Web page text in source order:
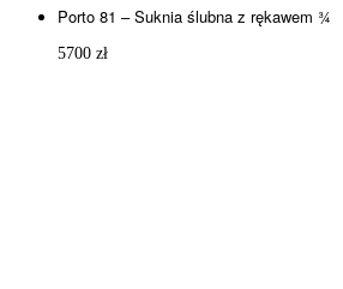
Porto 81 – Suknia ślubna z rękawem ¾
5700 zł